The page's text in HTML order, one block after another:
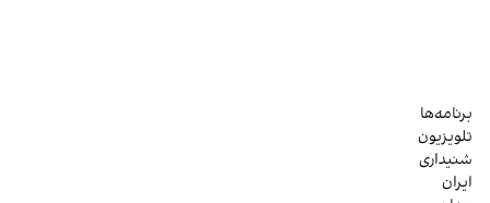
برنامه‌ها
تلویزیون
شنیداری
ایران